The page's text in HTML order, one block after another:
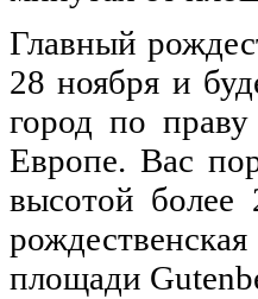
Главный
28 ноября и
город по
Европе. Вас
высотой более
площади